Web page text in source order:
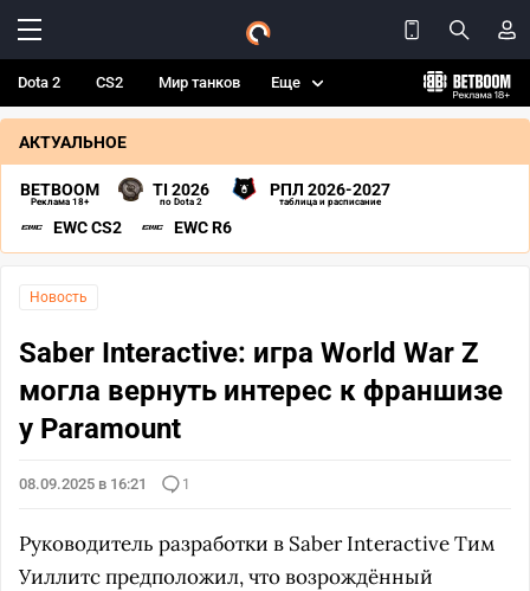
Dota 2 CS2 Мир танков Еще
АКТУАЛЬНОЕ
BETBOOM
Реклама 18+
TI 2026
по Dota 2
РПЛ 2026-2027
таблица и расписание
EWC CS2 EWC R6
Новость
Saber Interactive: игра World War Z
могла вернуть интерес к франшизе
у Paramount
08.09.2025 в 16:21 1
Руководитель разработки в Saber Interactive Тим
Уиллитс предположил, что возрождённый